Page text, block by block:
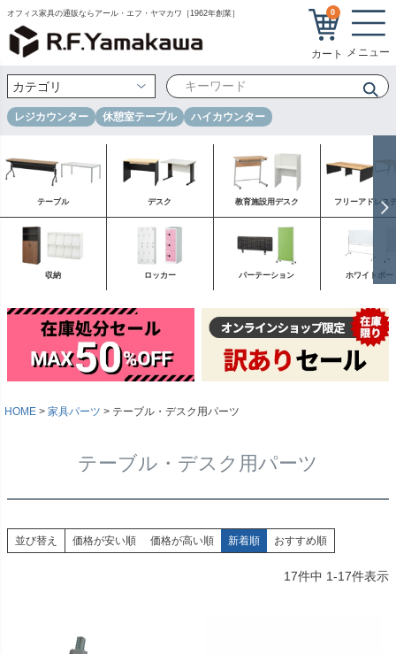
オフィス家具の通販ならアール・エフ・ヤマカワ［1962年創業］ 0
レジカウンター 休憩室テーブル ハイカウンター
テーブル デスク 教育施設用デスク フリーアドレス
収納 ロッカー パーテーション ホワイトボー
HOME 家具パーツ テーブル・デスク用パーツ
テーブル・デスク用パーツ
並び替え 価格が安い順 価格が高い順 新着順 おすすめ順
17件中 1-17件表示